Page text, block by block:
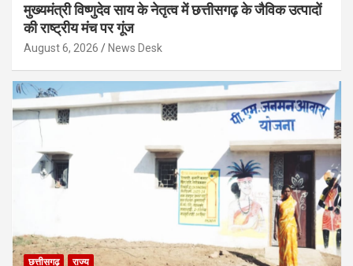
मुख्यमंत्री विष्णुदेव साय के नेतृत्व में छत्तीसगढ़ के जैविक उत्पादों
की राष्ट्रीय मंच पर गूंज
August 6, 2026 News Desk
छत्तीसगढ़ राज्य